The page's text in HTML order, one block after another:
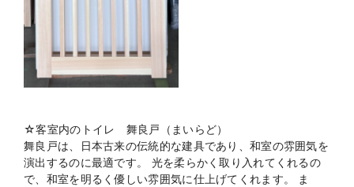
☆客室内のトイレ 舞良戸（まいらど）
舞良戸は、日本古来の伝統的な建具であり、和室の雰囲気を
演出するのに最適です。 光を柔らかく取り入れてくれるの
で、和室を明るく優しい雰囲気に仕上げてくれます。 ま